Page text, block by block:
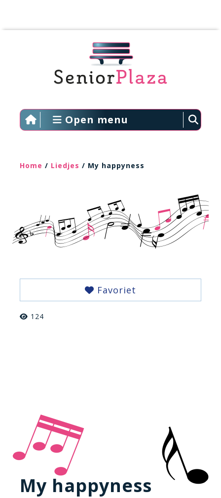
Open menu
Home / Liedjes / My happyness
Favoriet
124
My happyness